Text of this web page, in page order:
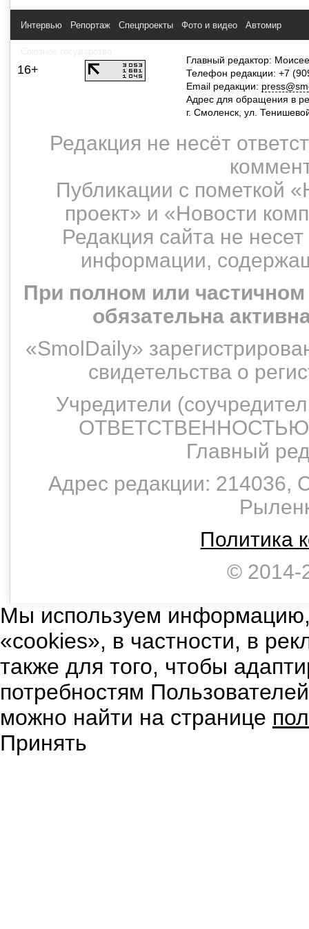
Интервью Репортаж Спецпроекты Фото и видео Автомир
16+
Главный редактор:
Телефон редакции: +7
Email редакции:
Адрес для обращения в
г. Смоленск, ул.
Редакция не несёт
Публикации с пометкой
проект» и «Новости
Редакция сайта не
информации,
При полном или
обязательна
«SmolDaily»
свидетельства о
Учредители
Главный
Адрес редакции: 214036,
Политика
© 2014-
Мы используем
«cookies», в частности, в
также для того, чтобы
потребностям
можно найти на странице
Принять